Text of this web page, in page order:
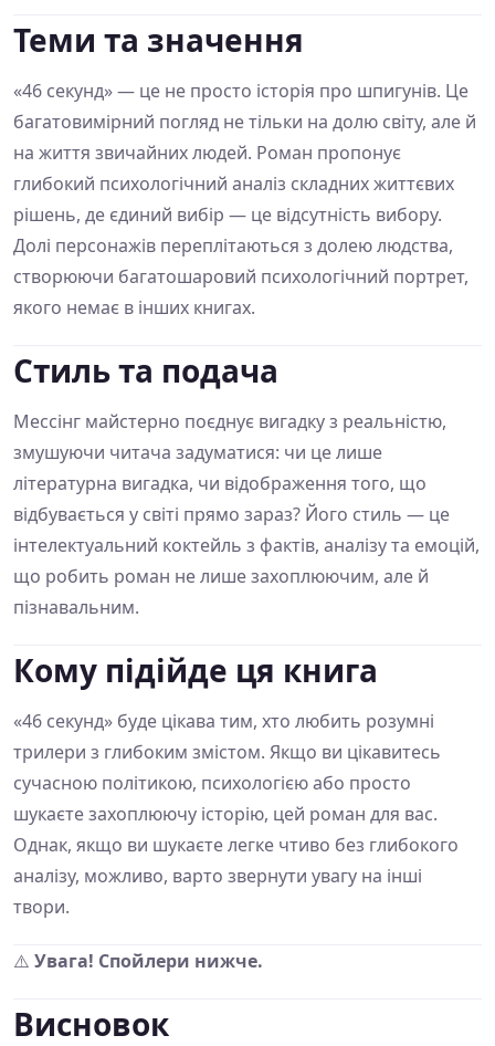
Теми та значення
«46 секунд» — це не просто історія про шпигунів. Це
багатовимірний погляд не тільки на долю світу, але й
на життя звичайних людей. Роман пропонує
глибокий психологічний аналіз складних життєвих
рішень, де єдиний вибір — це відсутність вибору.
Долі персонажів переплітаються з долею людства,
створюючи багатошаровий психологічний портрет,
якого немає в інших книгах.
Стиль та подача
Мессінг майстерно поєднує вигадку з реальністю,
змушуючи читача задуматися: чи це лише
літературна вигадка, чи відображення того, що
відбувається у світі прямо зараз? Його стиль — це
інтелектуальний коктейль з фактів, аналізу та емоцій,
що робить роман не лише захоплюючим, але й
пізнавальним.
Кому підійде ця книга
«46 секунд» буде цікава тим, хто любить розумні
трилери з глибоким змістом. Якщо ви цікавитесь
сучасною політикою, психологією або просто
шукаєте захоплюючу історію, цей роман для вас.
Однак, якщо ви шукаєте легке чтиво без глибокого
аналізу, можливо, варто звернути увагу на інші
твори.
⚠️ Увага! Спойлери нижче.
Висновок